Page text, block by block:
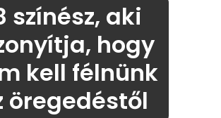
színész, aki
hogy
kell félnünk
öregedéstől